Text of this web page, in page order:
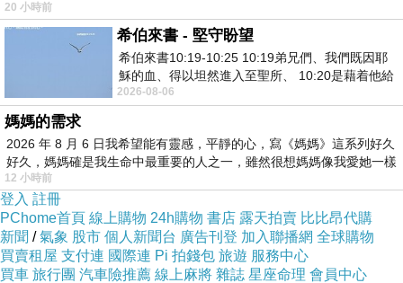
專櫃品牌
F.F.F.F
Model 身
高：
165cm 體
重：43kg
20 小時前
希伯來書 - 堅守盼望
希伯來書10:19-10:25 10:19弟兄們、我們既因耶
穌的血、得以坦然進入至聖所、 10:20是藉着他給
我們開了一條又新又活的路從幔子經過
2026-08-06
媽媽的需求
2026 年 8 月 6 日我希望能有靈感，平靜的心，寫《媽媽》這系列好久
好久，媽媽確是我生命中最重要的人之一，雖然很想媽媽像我愛她一樣
12 小時前
登入 註冊
PChome首頁 線上購物 24h購物 書店 露天拍賣 比比昂代購
新聞 /氣象 股市 個人新聞台 廣告刊登 加入聯播網 全球購物
買賣租屋 支付連 國際連 Pi 拍錢包 旅遊 服務中心
買車 旅行團 汽車險推薦 線上麻將 雜誌 星座命理 會員中心